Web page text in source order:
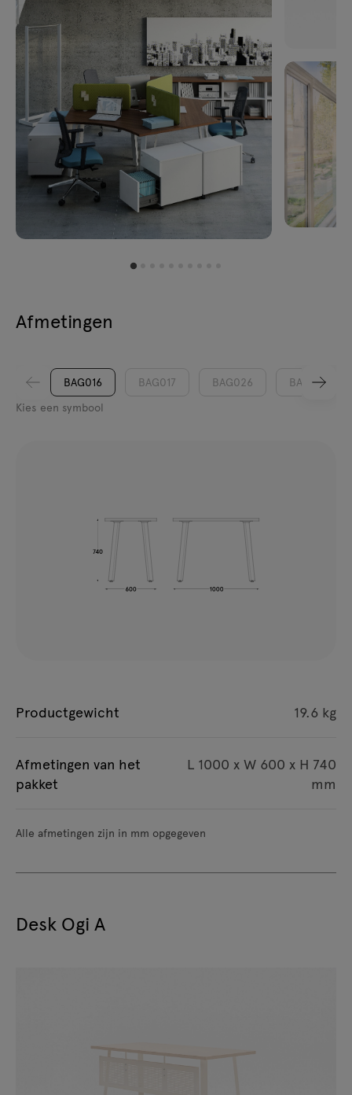
Afmetingen
BAG016 BAG017 BAG026
BAG027
Kies een symbool
Productgewicht 19.6 kg
Afmetingen van het
pakket
L 1000 x W 600 x H 740
mm
Alle afmetingen zijn in mm opgegeven
Desk Ogi A